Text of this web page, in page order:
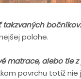
takzvaných bočníkov.
polohe.
matrace, alebo tie
povrchu totiž